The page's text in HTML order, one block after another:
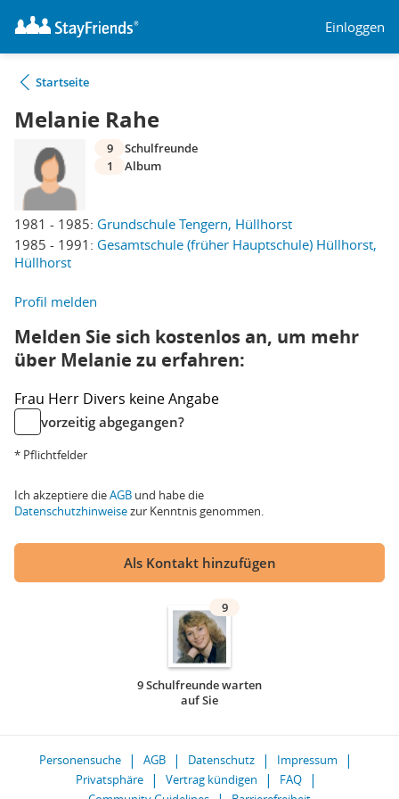
Einloggen
Startseite
Melanie Rahe
1981 - 1985: Grundschule Tengern, Hüllhorst
1985 - 1991: Gesamtschule (früher Hauptschule) Hüllhorst,
Hüllhorst
9
Schulfreunde
1
Album
Profil melden
Melden Sie sich kostenlos an, um mehr
über Melanie zu erfahren:
Frau Herr Divers keine Angabe
vorzeitig abgegangen?
* Pflichtfelder
Ich akzeptiere dieAGB und habe die
Datenschutzhinweisezur Kenntnis genommen.
Als Kontakt hinzufügen
9
9 Schulfreunde warten
auf Sie
Personensuche AGB Datenschutz
Impressum
Privatsphäre
Vertrag kündigen
FAQ